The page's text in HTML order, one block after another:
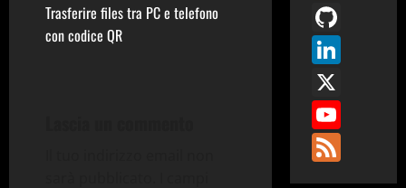
a
Trasferire files tra PC e telefono
con codice QR
Feed